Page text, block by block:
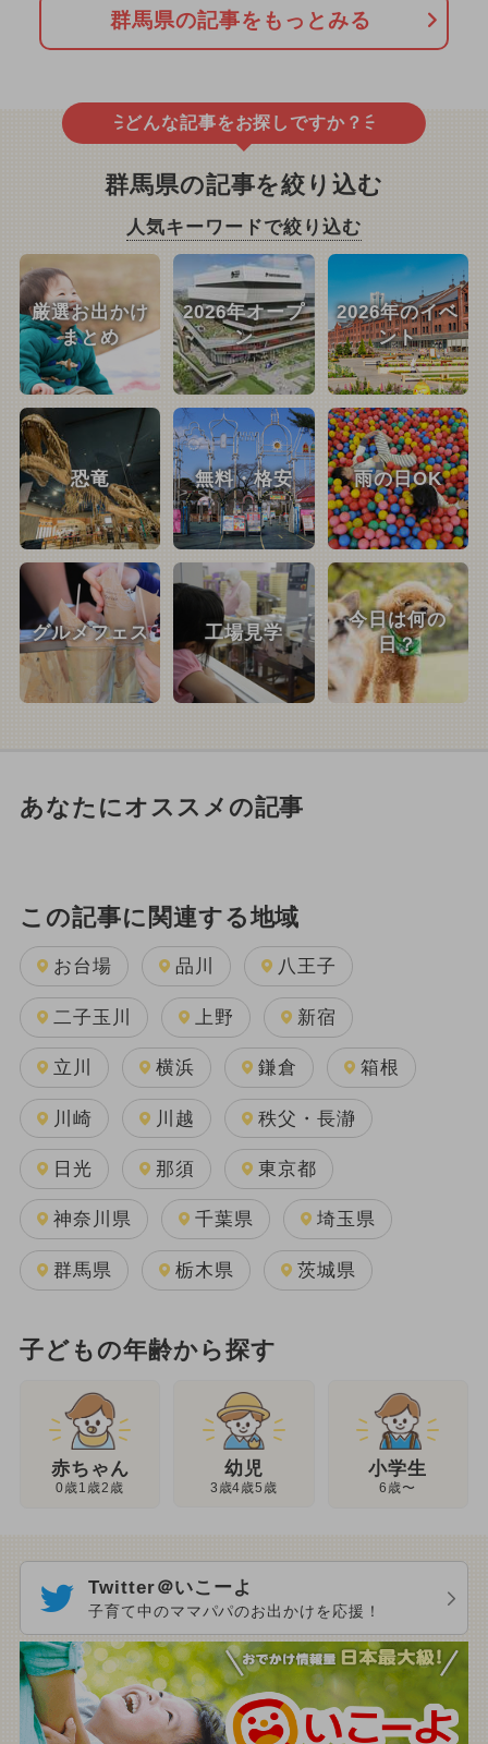
群馬県の記事をもっとみる
どんな記事をお探しですか？
群馬県の記事を絞り込む
人気キーワードで絞り込む
厳選お出かけ
まとめ
2026年オープ
ン
2026年のイベ
ント
恐竜 無料・格安 雨の日OK
グルメフェス 工場見学
今日は何の
日？
あなたにオススメの記事
この記事に関連する地域
お台場 品川 八王子
二子玉川 上野 新宿
立川 横浜 鎌倉 箱根
川崎 川越 秩父・長瀞
日光 那須 東京都
神奈川県 千葉県 埼玉県
群馬県 栃木県 茨城県
子どもの年齢から探す
赤ちゃん
0歳1歳2歳
幼児
3歳4歳5歳
小学生
6歳〜
Twitter＠いこーよ
子育て中のママパパのお出かけを応援！